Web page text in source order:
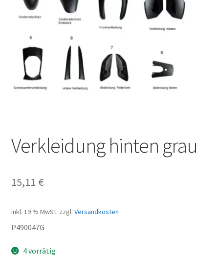
Verkleidung hinten grau
15,11 €
inkl. 19 % MwSt. zzgl. Versandkosten
P490047G
4 vorrätig